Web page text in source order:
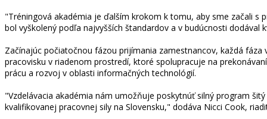
"Tréningová akadémia je ďalším krokom k tomu, aby sme začali
bol vyškolený podľa najvyšších štandardov a v budúcnosti
Začínajúc počiatočnou fázou prijímania zamestnancov, každá
pracovisku v riadenom prostredí, ktoré spolupracuje na
prácu a rozvoj v oblasti informačných technológií.
"Vzdelávacia akadémia nám umožňuje poskytnúť silný program
kvalifikovanej pracovnej sily na Slovensku," dodáva Nicci Cook,